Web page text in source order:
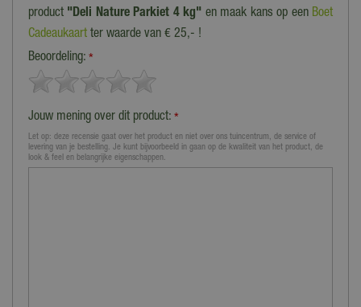
product "Deli Nature Parkiet 4 kg" en maak kans op een Boet
Cadeaukaart ter waarde van € 25,- !
Beoordeling: *
Jouw mening over dit product: *
Let op: deze recensie gaat over het product en niet over ons tuincentrum, de service of
levering van je bestelling. Je kunt bijvoorbeeld in gaan op de kwaliteit van het product, de
look & feel en belangrijke eigenschappen.